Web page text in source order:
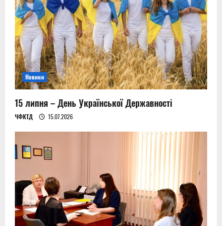
Новини
15 липня – День Української Державності
ЧФКТД 15.07.2026